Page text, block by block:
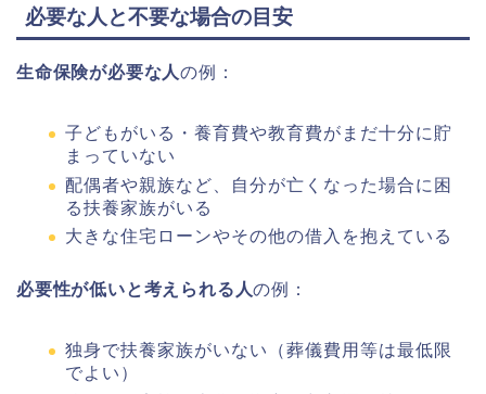
必要な人と不要な場合の目安
生命保険が必要な人の例：
子どもがいる・養育費や教育費がまだ十分に貯
まっていない
配偶者や親族など、自分が亡くなった場合に困
る扶養家族がいる
大きな住宅ローンやその他の借入を抱えている
必要性が低いと考えられる人の例：
独身で扶養家族がいない（葬儀費用等は最低限
でよい）